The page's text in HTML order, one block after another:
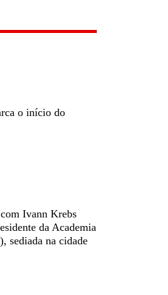
o início do
Ivann Krebs
da Academia
sediada na cidade